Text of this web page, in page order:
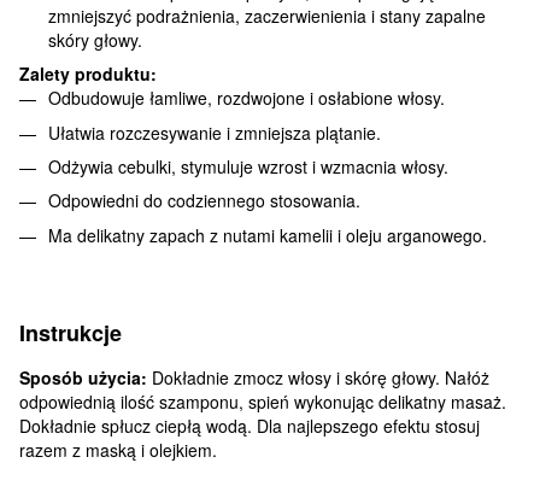
zmniejszyć podrażnienia, zaczerwienienia i stany zapalne
skóry głowy.
Zalety produktu:
Odbudowuje łamliwe, rozdwojone i osłabione włosy.
Ułatwia rozczesywanie i zmniejsza plątanie.
Odżywia cebulki, stymuluje wzrost i wzmacnia włosy.
Odpowiedni do codziennego stosowania.
Ma delikatny zapach z nutami kamelii i oleju arganowego.
Instrukcje
Sposób użycia: Dokładnie zmocz włosy i skórę głowy. Nałóż
odpowiednią ilość szamponu, spień wykonując delikatny masaż.
Dokładnie spłucz ciepłą wodą. Dla najlepszego efektu stosuj
razem z maską i olejkiem.